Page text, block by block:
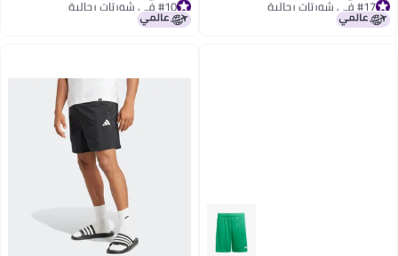
أقل سعر في 7 يوم
تم بيع +10 مؤخرًا
أقل سعر في 7 يوم
تم بيع +10 مؤخرًا